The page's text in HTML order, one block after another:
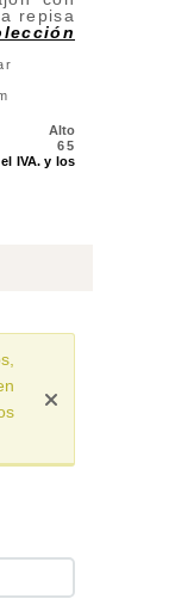
repisa
Alto
65
IVA. y los